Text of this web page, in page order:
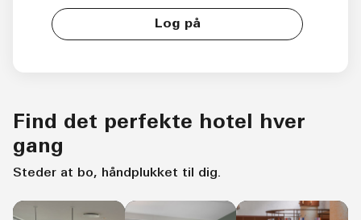
Log på
Find det perfekte hotel hver
gang
Steder at bo, håndplukket til dig.